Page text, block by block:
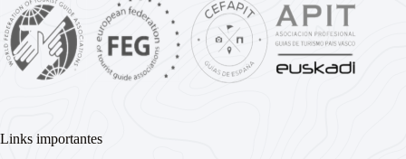
Links importantes